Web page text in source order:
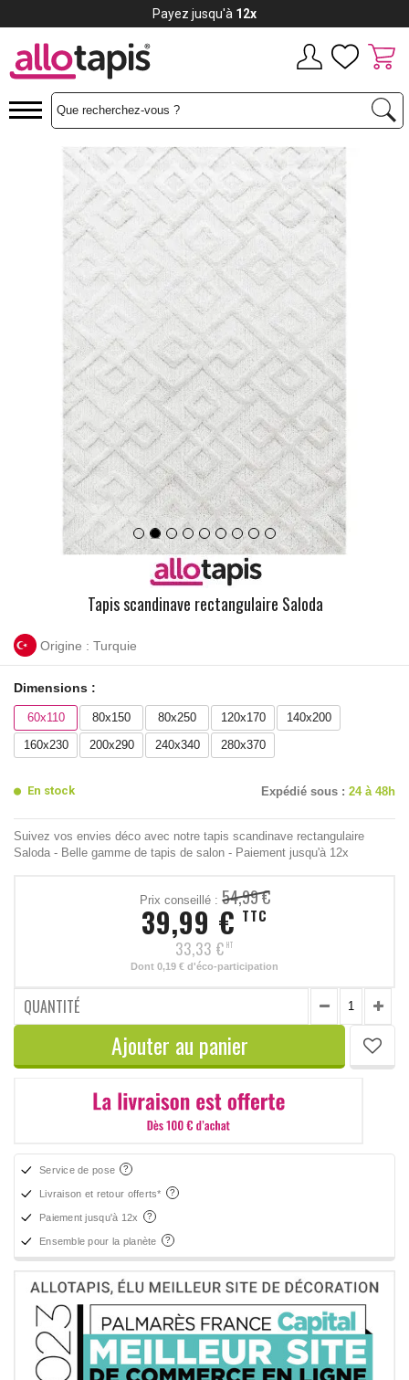
Tapis scandinave rectangulaire Saloda
Origine : Turquie
Dimensions :
60x110 80x150 80x250 120x170
140x200
160x230
200x290 240x340 280x370
En stock Expédié sous : 24 à 48h
Suivez vos envies déco avec notre tapis scandinave rectangulaire
Saloda - Belle gamme de tapis de salon - Paiement jusqu'à 12x
Prix conseillé : 54,99 €
39,99 € TTC
33,33 € HT
Dont 0,19 € d'éco-participation
QUANTITÉ
Ajouter au panier
Service de pose
Livraison et retour offerts*
Paiement jusqu'à 12x
Ensemble pour la planète
Payez jusqu'à 12x